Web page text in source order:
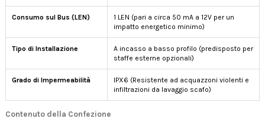
Consumo sul Bus (LEN)
1 LEN (pari a circa 50 mA a 12V per un
impatto energetico minimo)
Tipo di Installazione
A incasso a basso profilo (predisposto per
staffe esterne opzionali)
Grado di Impermeabilità
IPX6 (Resistente ad acquazzoni violenti e
infiltrazioni da lavaggio scafo)
Contenuto della Confezione